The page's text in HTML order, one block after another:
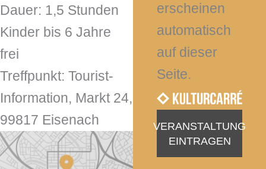
Dauer: 1,5 Stunden
Kinder bis 6 Jahre
frei
Treffpunkt: Tourist-
Information, Markt 24,
99817 Eisenach
erscheinen
automatisch
auf dieser
Seite.
VERANSTALTUNG
EINTRAGEN